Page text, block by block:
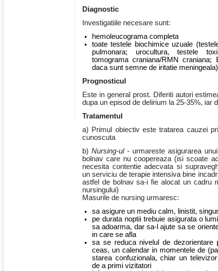
Diagnostic
Investigatiile necesare sunt:
hemoleucograma completa
toate testele biochimice uzuale
pulmonara; urocultura, testele
tomograma craniana/RMN craniana;
daca sunt semne de iritatie meningeala)
Prognosticul
Este in general prost. Diferiti autori
dupa un episod de delirium la 25-35%, iar
Tratamentul
a) Primul obiectiv este tratarea cauzei
cunoscuta
b) Nursing-ul - urmareste asigurarea
bolnav care nu coopereaza (isi scoate
necesita contentie adecvata si
un serviciu de terapie intensiva bine
astfel de bolnav sa-i fie alocat un cadru
nursingului)
Masurile de nursing urmaresc:
sa asigure un mediu calm, linistit,
pe durata noptii trebuie asigurata o
sa adoarma, dar sa-l ajute sa se
in care se afla
sa se reduca nivelul de dezorientare
ceas, un calendar in momentele de
starea confuzionala, chiar un
de a primi vizitatori